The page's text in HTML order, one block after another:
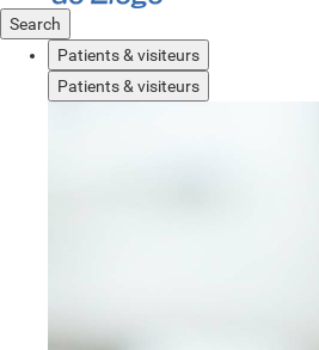
Search
Patients & visiteurs
Patients & visiteurs